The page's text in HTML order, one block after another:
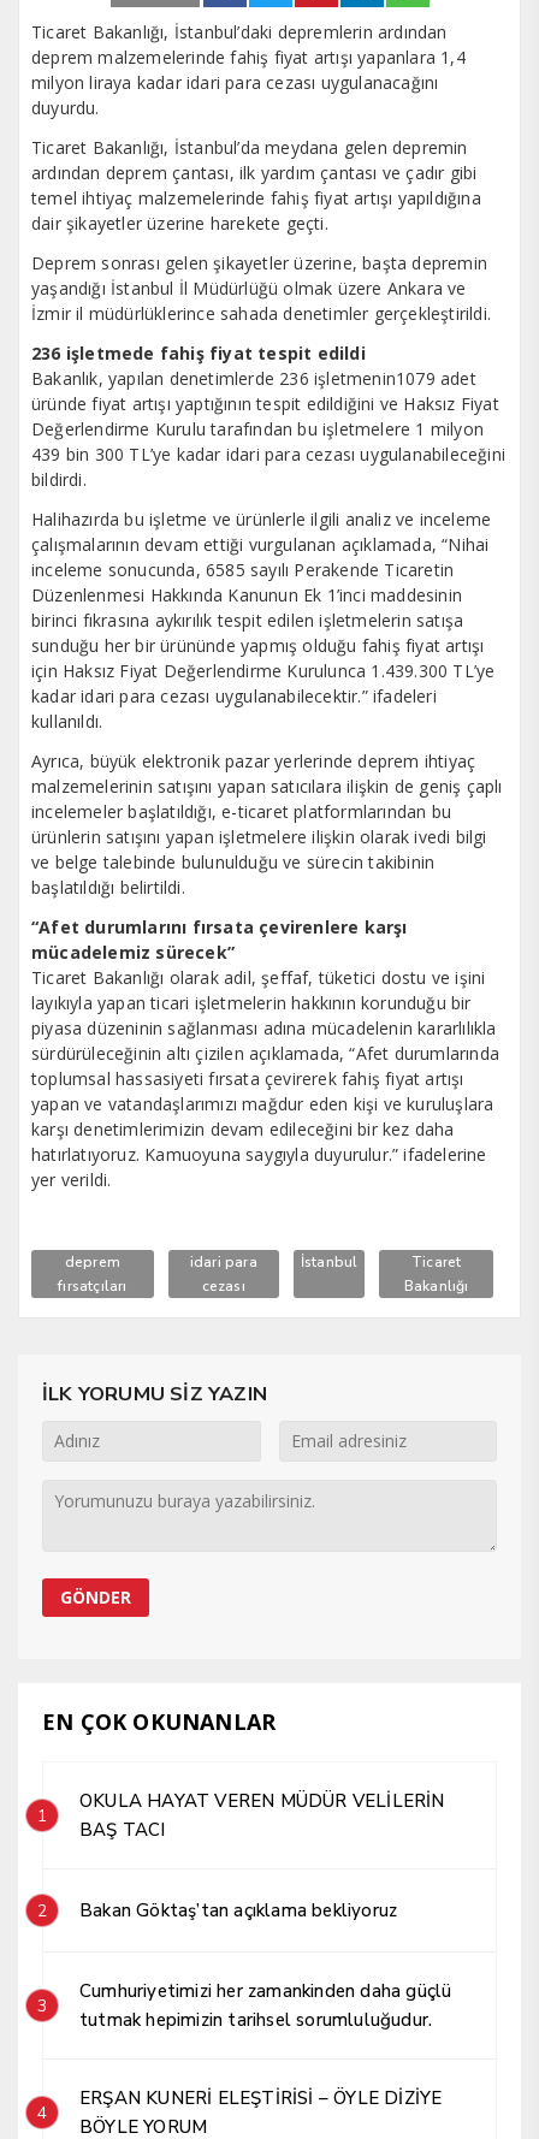
Ticaret Bakanlığı, İstanbul’daki depremlerin ardından
deprem malzemelerinde fahiş fiyat artışı yapanlara 1,4
milyon liraya kadar idari para cezası uygulanacağını
duyurdu.
Ticaret Bakanlığı, İstanbul’da meydana gelen depremin
ardından deprem çantası, ilk yardım çantası ve çadır gibi
temel ihtiyaç malzemelerinde fahiş fiyat artışı yapıldığına
dair şikayetler üzerine harekete geçti.
Deprem sonrası gelen şikayetler üzerine, başta depremin
yaşandığı İstanbul İl Müdürlüğü olmak üzere Ankara ve
İzmir il müdürlüklerince sahada denetimler gerçekleştirildi.
236 işletmede fahiş fiyat tespit edildi
Bakanlık, yapılan denetimlerde 236 işletmenin1079 adet
üründe fiyat artışı yaptığının tespit edildiğini ve Haksız Fiyat
Değerlendirme Kurulu tarafından bu işletmelere 1 milyon
439 bin 300 TL’ye kadar idari para cezası uygulanabileceğini
bildirdi.
Halihazırda bu işletme ve ürünlerle ilgili analiz ve inceleme
çalışmalarının devam ettiği vurgulanan açıklamada, “Nihai
inceleme sonucunda, 6585 sayılı Perakende Ticaretin
Düzenlenmesi Hakkında Kanunun Ek 1’inci maddesinin
birinci fıkrasına aykırılık tespit edilen işletmelerin satışa
sunduğu her bir ürününde yapmış olduğu fahiş fiyat artışı
için Haksız Fiyat Değerlendirme Kurulunca 1.439.300 TL’ye
kadar idari para cezası uygulanabilecektir.” ifadeleri
kullanıldı.
Ayrıca, büyük elektronik pazar yerlerinde deprem ihtiyaç
malzemelerinin satışını yapan satıcılara ilişkin de geniş çaplı
incelemeler başlatıldığı, e-ticaret platformlarından bu
ürünlerin satışını yapan işletmelere ilişkin olarak ivedi bilgi
ve belge talebinde bulunulduğu ve sürecin takibinin
başlatıldığı belirtildi.
“Afet durumlarını fırsata çevirenlere karşı
mücadelemiz sürecek”
Ticaret Bakanlığı olarak adil, şeffaf, tüketici dostu ve işini
layıkıyla yapan ticari işletmelerin hakkının korunduğu bir
piyasa düzeninin sağlanması adına mücadelenin kararlılıkla
sürdürüleceğinin altı çizilen açıklamada, “Afet durumlarında
toplumsal hassasiyeti fırsata çevirerek fahiş fiyat artışı
yapan ve vatandaşlarımızı mağdur eden kişi ve kuruluşlara
karşı denetimlerimizin devam edileceğini bir kez daha
hatırlatıyoruz. Kamuoyuna saygıyla duyurulur.” ifadelerine
yer verildi.
deprem
fırsatçıları
idari para
cezası
İstanbul
Ticaret
Bakanlığı
İLK YORUMU SİZ YAZIN
EN ÇOK OKUNANLAR
1
OKULA HAYAT VEREN MÜDÜR VELİLERİN
BAŞ TACI
2 Bakan Göktaş’tan açıklama bekliyoruz
3
Cumhuriyetimizi her zamankinden daha güçlü
tutmak hepimizin tarihsel sorumluluğudur.
4
ERŞAN KUNERİ ELEŞTİRİSİ – ÖYLE DİZİYE
BÖYLE YORUM